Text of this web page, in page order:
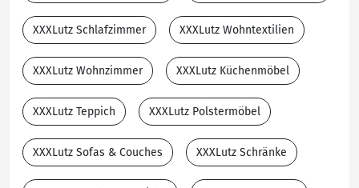
XXXLutz Schlafzimmer XXXLutz Wohntextilien
XXXLutz Wohnzimmer XXXLutz Küchenmöbel
XXXLutz Teppich XXXLutz Polstermöbel
XXXLutz Sofas & Couches XXXLutz Schränke